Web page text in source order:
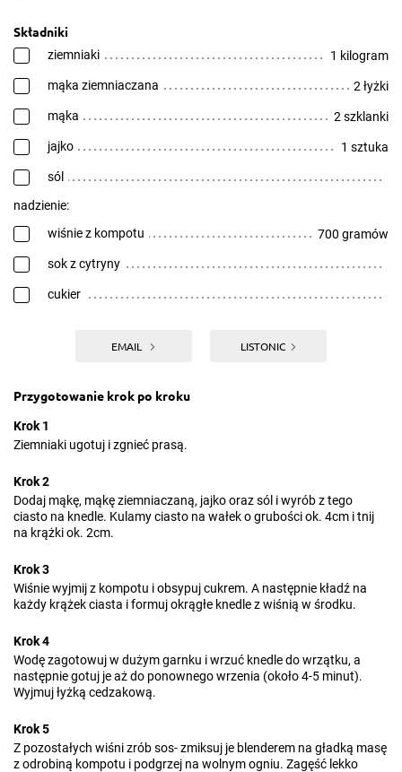
Składniki
ziemniaki 1 kilogram
mąka ziemniaczana 2 łyżki
mąka 2 szklanki
jajko 1 sztuka
sól
nadzienie:
wiśnie z kompotu
700 gramów
sok z cytryny
cukier
EMAIL LISTONIC
Przygotowanie krok po kroku
Krok 1
Ziemniaki ugotuj i zgnieć prasą.
Krok 2
Dodaj mąkę, mąkę ziemniaczaną, jajko oraz sól i wyrób z tego
ciasto na knedle. Kulamy ciasto na wałek o grubości ok. 4cm i tnij
na krążki ok. 2cm.
Krok 3
Wiśnie wyjmij z kompotu i obsypuj cukrem. A następnie kładź na
każdy krążek ciasta i formuj okrągłe knedle z wiśnią w środku.
Krok 4
Wodę zagotowuj w dużym garnku i wrzuć knedle do wrzątku, a
następnie gotuj je aż do ponownego wrzenia (około 4-5 minut).
Wyjmuj łyżką cedzakową.
Krok 5
Z pozostałych wiśni zrób sos- zmiksuj je blenderem na gładką masę
z odrobiną kompotu i podgrzej na wolnym ogniu. Zagęść lekko